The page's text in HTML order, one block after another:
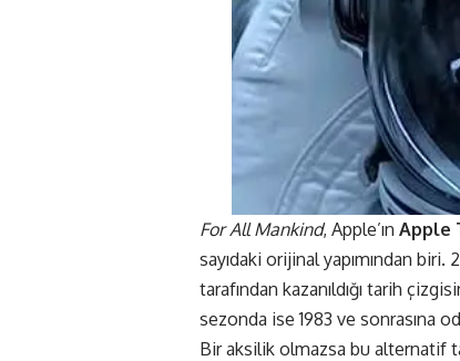
For All Mankind, Apple’ın Apple
sayıdaki orijinal yapımından biri.
tarafından kazanıldığı tarih
sezonda ise 1983 ve sonrasına
Bir aksilik olmazsa bu alternatif